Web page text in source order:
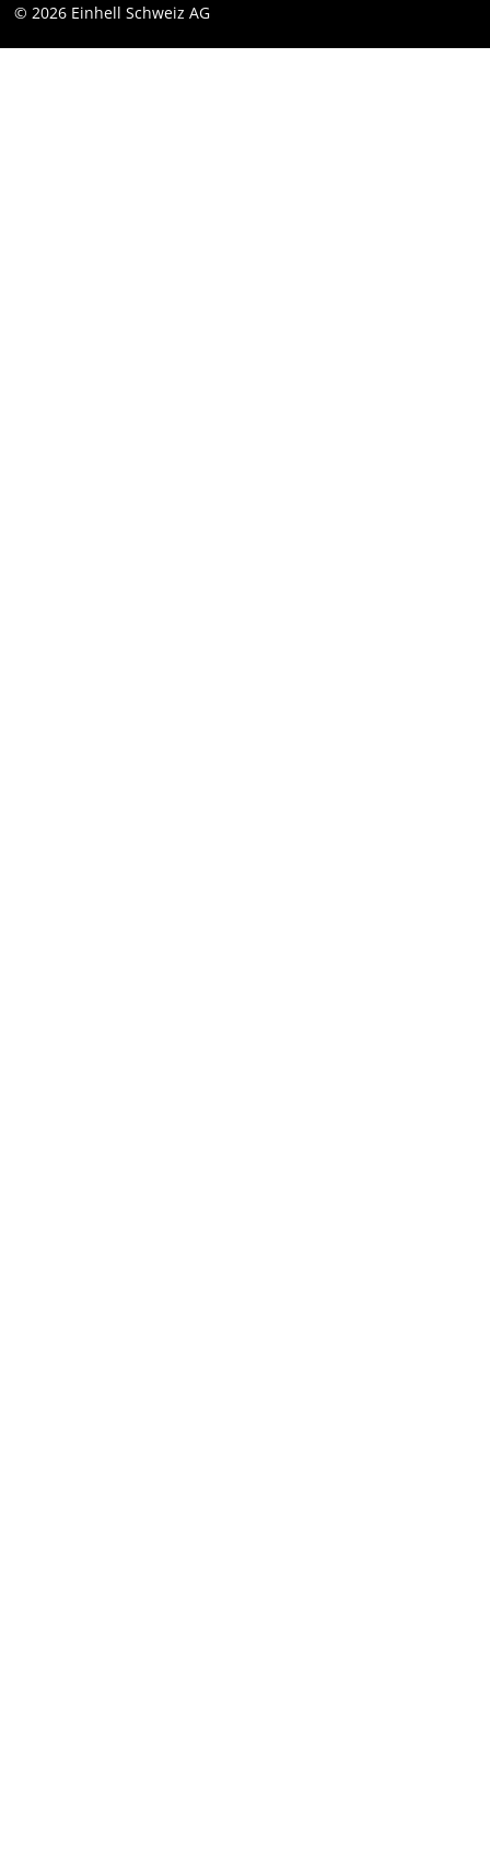
Testata
© 2026 Einhell Schweiz AG